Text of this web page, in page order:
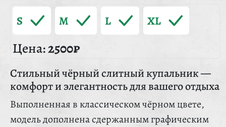
S M L XL
Цена:2500₽
Стильный чёрный слитный купальник —
комфорт и элегантность для вашего отдыха
Выполненная в классическом чёрном цвете,
модель дополнена сдержанным графическим